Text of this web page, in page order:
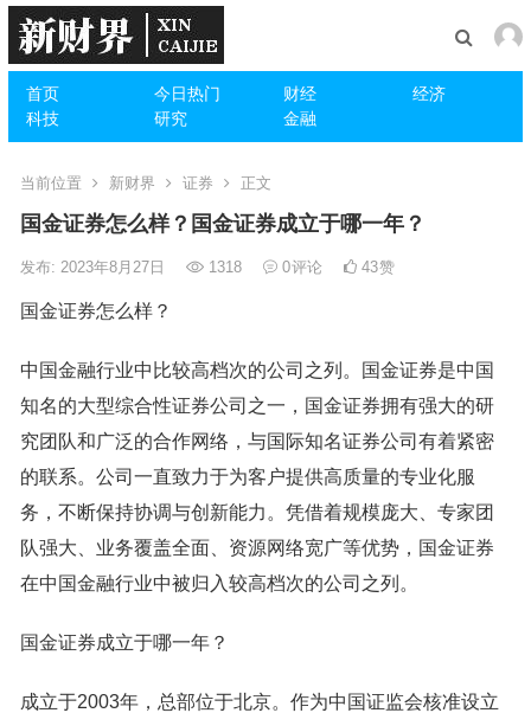
首页 今日热门 财经
经济
科技
研究 金融
当前位置 新财界 证券 正文
国金证券怎么样？国金证券成立于哪一年？
发布: 2023年8月27日 1318 0评论 43赞
国金证券怎么样？
中国金融行业中比较高档次的公司之列。国金证券是中国
知名的大型综合性证券公司之一，国金证券拥有强大的研
究团队和广泛的合作网络，与国际知名证券公司有着紧密
的联系。公司一直致力于为客户提供高质量的专业化服
务，不断保持协调与创新能力。凭借着规模庞大、专家团
队强大、业务覆盖全面、资源网络宽广等优势，国金证券
在中国金融行业中被归入较高档次的公司之列。
国金证券成立于哪一年？
成立于2003年，总部位于北京。作为中国证监会核准设立